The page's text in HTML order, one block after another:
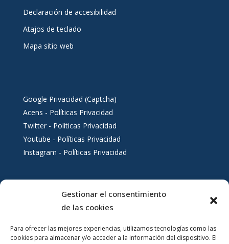
Gestionar el consentimiento
de las cookies
Para ofrecer las mejores experiencias, utilizamos tecnologías como las
cookies para almacenar y/o acceder a la información del dispositivo. El
Declaración de accesibilidad
Atajos de teclado
Mapa sitio web
Google Privacidad (Captcha)
Acens - Políticas Privacidad
Twitter - Políticas Privacidad
Youtube - Políticas Privacidad
Instagram - Políticas Privacidad
Servicios al ciudadano